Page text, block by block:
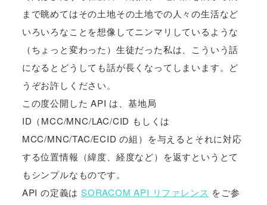
まで眺めてはその土地その土地での人々の生活など
いろいろなことを想像してニンマリしているような
（ちょっと変わった）生徒だった私は、こういう話
になるとどうしても話が長くなってしまいます。ど
うぞお許しください。
この度公開した API は、基地局
ID（MCC/MNC/LAC/CID もしくは
MCC/MNC/TAC/ECID の組）を与えるとそれに対応
する位置情報（緯度、経度など）を返すというとて
もシンプルなものです。
API の定義は SORACOM API リファレンス をご参